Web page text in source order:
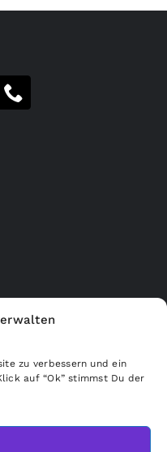
zu verbessern und ein
auf “Ok” stimmst Du der